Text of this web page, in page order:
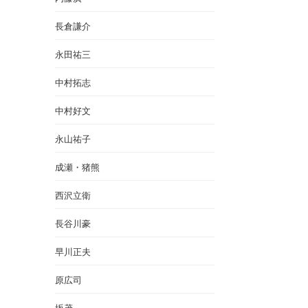
長倉謙介
永田祐三
中村拓志
中村好文
永山祐子
成瀬・猪熊
西沢立衛
長谷川豪
早川正夫
原広司